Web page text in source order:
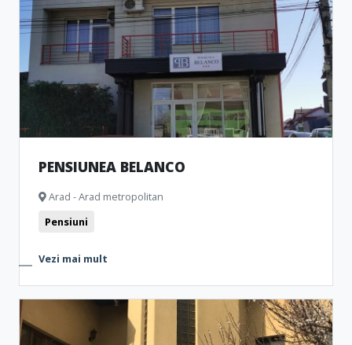
PENSIUNEA BELANCO
Arad - Arad metropolitan
Pensiuni
Vezi mai mult